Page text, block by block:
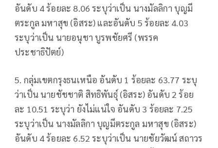
อันดับ 4 ร้อยละ 8.06 ระบุว่าเป็น นางมัลลิกา บุญมี
ตระกูล มหาสุข (อิสระ) และอันดับ 5 ร้อยละ 4.03
ระบุว่าเป็น นายอนุชา บูรพชัยศรี (พรรค
ประชาธิปัตย์)
5. กลุ่มเขตกรุงธนเหนือ อันดับ 1 ร้อยละ 63.77 ระบุ
ว่าเป็น นายชัชชาติ สิทธิพันธุ์ (อิสระ) อันดับ 2 ร้อย
ละ 10.51 ระบุว่า ยังไม่แน่ใจ อันดับ 3 ร้อยละ 7.25
ระบุว่าเป็น นางมัลลิกา บุญมีตระกูล มหาสุข (อิสระ)
อันดับ 4 ร้อยละ 6.52 ระบุว่าเป็น นายชัยวัฒน์ สถาวร